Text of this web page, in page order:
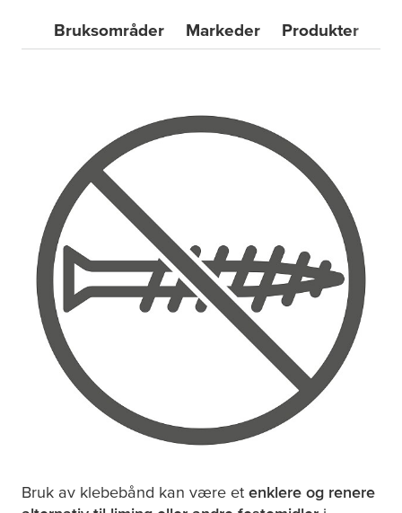
Bruksområder Markeder Produkter
Bruk av klebebånd kan være et enklere og renere